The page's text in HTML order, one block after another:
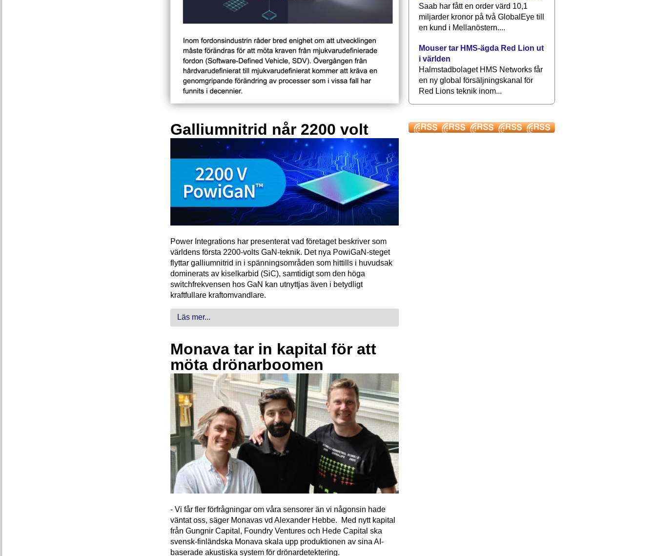
Galliumnitrid når 2200 volt
Power Integrations har presenterat vad företaget beskriver som
världens första 2200-volts GaN-teknik. Det nya PowiGaN-steget
flyttar galliumnitrid in i spänningsområden som hittills i huvudsak
dominerats av kiselkarbid (SiC), samtidigt som den höga
switchfrekvensen hos GaN kan utnyttjas även i betydligt
kraftfullare kraftomvandlare.
Läs mer...
Monava tar in kapital för att
möta drönarboomen
- Vi får fler förfrågningar om våra sensorer än vi någonsin hade
väntat oss, säger Monavas vd Alexander Hebbe. Med nytt kapital
från Gungnir Capital, Foundry Ventures och Hede Capital ska
svensk-finländska Monava skala upp produktionen av sina AI-
baserade akustiska system för drönardetektering.
Saab har fått en order värd 10,1
miljarder kronor på två GlobalEye till
en kund i Mellanöstern....
Mouser tar HMS-ägda Red Lion ut
i världen
Halmstadbolaget HMS Networks får
en ny global försäljningskanal för
Red Lions teknik inom...